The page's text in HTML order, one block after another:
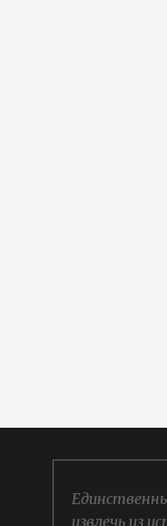
извлечь из